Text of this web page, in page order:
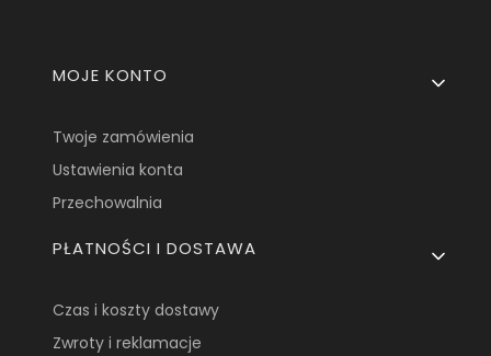
Linki w stopce
MOJE KONTO
Twoje zamówienia
Ustawienia konta
Przechowalnia
PŁATNOŚCI I DOSTAWA
Czas i koszty dostawy
Zwroty i reklamacje